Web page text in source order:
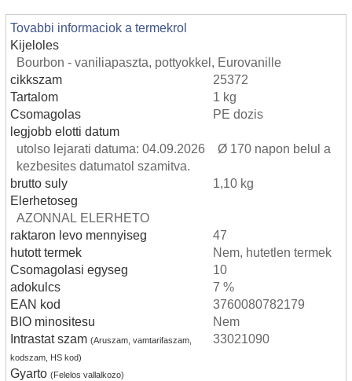
Tovabbi informaciok a termekrol
Kijeloles
Bourbon - vaniliapaszta, pottyokkel, Eurovanille
cikkszam
25372
Tartalom
1 kg
Csomagolas
PE dozis
legjobb elotti datum
utolso lejarati datuma: 04.09.2026 Ø 170 napon belul a
kezbesites datumatol szamitva.
brutto suly
1,10 kg
Elerhetoseg
AZONNAL ELERHETO
raktaron levo mennyiseg
47
hutott termek
Nem, hutetlen termek
Csomagolasi egyseg
10
adokulcs
7 %
EAN kod
3760080782179
BIO minositesu
Nem
Intrastat szam (Aruszam, vamtarifaszam,
kodszam, HS kod)
33021090
Gyarto (Felelos vallalkozo)